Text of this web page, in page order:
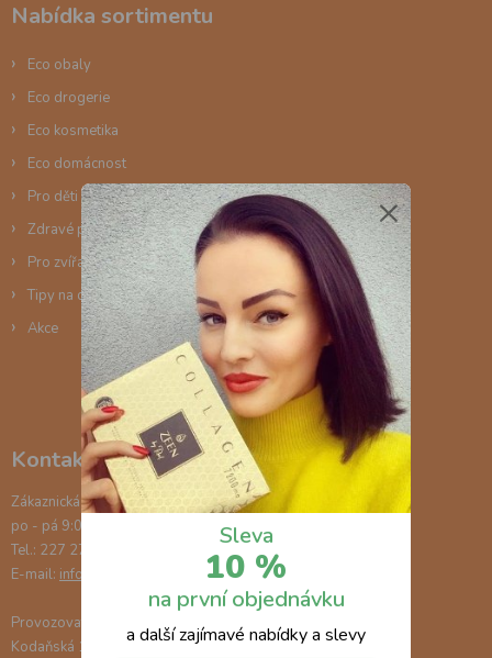
Nabídka sortimentu
Eco obaly
Eco drogerie
Eco kosmetika
Eco domácnost
Pro děti a maminky
Zdravé potraviny / BIO potraviny
Pro zvířata
Tipy na dárky
Akce
Kontakty
Zákaznická podpora:
po - pá 9:00-15:00
Tel.: 227 272 687
E-mail: info@ecorevolution.cz
Provozovatel: EcoRevolution, s.r.o.
Kodaňská 1441/46, Vršovice, 101 00 Praha 10
×
Sleva
10 %
na první objednávku
a další zajímavé nabídky a slevy